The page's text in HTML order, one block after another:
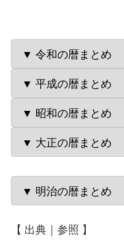
【 出典｜参照 】